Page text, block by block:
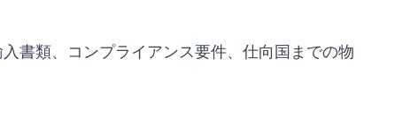
書類、コンプライアンス要件、仕向国までの物